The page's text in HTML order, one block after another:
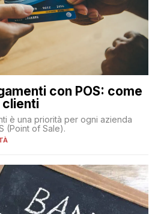
con POS: come
clienti
è una priorità per ogni azienda
(Point of Sale).